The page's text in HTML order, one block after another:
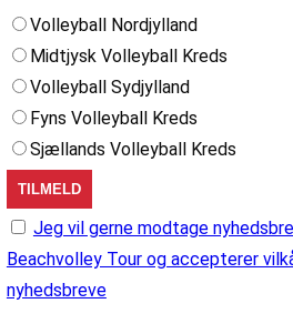
Volleyball Nordjylland
Midtjysk Volleyball Kreds
Volleyball Sydjylland
Fyns Volleyball Kreds
Sjællands Volleyball Kreds
Jeg vil gerne modtage
Beachvolley Tour og accepterer
nyhedsbreve